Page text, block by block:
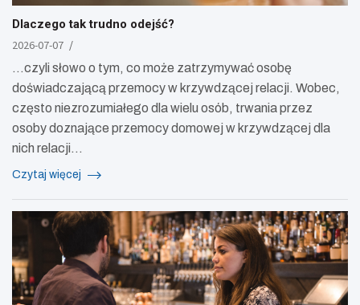
Dlaczego tak trudno odejść?
2026-07-07
…czyli słowo o tym, co może zatrzymywać osobę
doświadczającą przemocy w krzywdzącej relacji. Wobec,
często niezrozumiałego dla wielu osób, trwania przez
osoby doznające przemocy domowej w krzywdzącej dla
nich relacji…
Czytaj więcej